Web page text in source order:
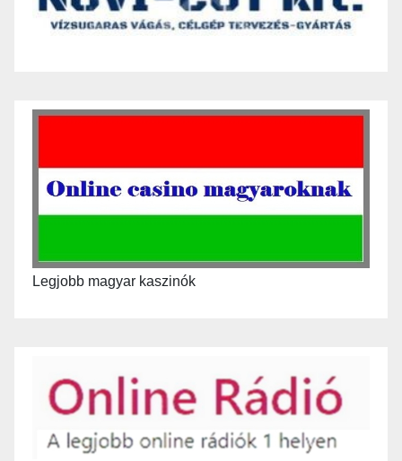
Legjobb magyar kaszinók